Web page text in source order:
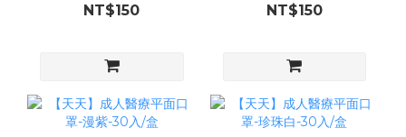
NT$150 NT$150